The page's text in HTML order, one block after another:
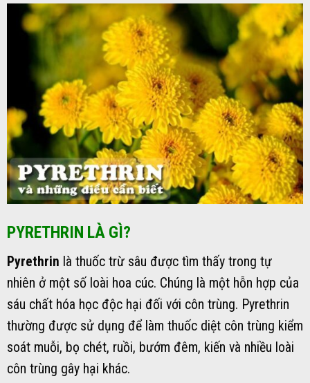
PYRETHRIN LÀ GÌ?
Pyrethrin là thuốc trừ sâu được tìm thấy trong tự
nhiên ở một số loài hoa cúc. Chúng là một hỗn hợp của
sáu chất hóa học độc hại đối với côn trùng. Pyrethrin
thường được sử dụng để làm thuốc diệt côn trùng kiểm
soát muỗi, bọ chét, ruồi, bướm đêm, kiến ​​và nhiều loài
côn trùng gây hại khác.